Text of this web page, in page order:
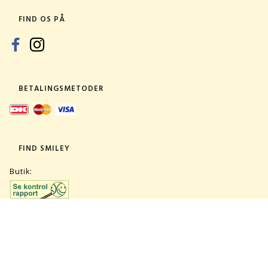
FIND OS PÅ
BETALINGSMETODER
FIND SMILEY
Butik: